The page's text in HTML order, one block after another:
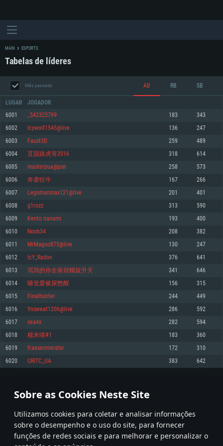
Sobre as Cookies Neste Site
Utilizamos cookies para coletar e analisar informações
sobre o desempenho e o uso do site, para fornecer
funções de redes sociais e para melhorar e personalizar o
REQUERIMENTOS DE SISTEMA
Mínimo
Sistema Operativo: Windows 10 (64 bit)
Processador: Dual-Core 2.2 GHz
Memória: 4GB
Placa Gráfica: Placa com DirectX 11: AMD Radeon 77XX / NVIDIA GeForce
GTX 660. Resolução mínima suportada: 720p
Network: Internet de banda larga.
Disco: 23,1 GB
Recomendado
superior, Radeon RX 570 ou superior
Disco: 75,9 GB
Mínimo
Sistema Operativo: Mac OS Big Sur 11.0 ou versão mais recente
Processador: Core i5 2.2GHz mínimo (Intel Xeon não suportado)
Memória: 6 GB
Placa Gráfica: Intel Iris Pro 5200 (Mac), equivalentes AMD/Nvidia para Mac.
Resolução mínima suportada: 720p com suporte Metal.
Network: Internet de banda larga.
Disco: 21,5 GB
Recomendado
Network: Internet de banda larga.
Mínimo
Sistema Operativo: Distribuições mais modernas do Linux de 64bit
Processador: Dual-Core 2.4 GHz
Memória: 4 GB
Placa Gráfica: NVIDIA 660 com os drivers mais recentes (não mais de 6
meses) / equivalentes AMD com os drivers mais recentes com suporte
Vulkan (não mais de 6 meses); Resolução mínima suportada: 720p.
Network: Internet de banda larga.
Disco: 21,5 GB
Recomendado
Sistema Operativo: Ubuntu 20.04 64bit
Processador: Intel Core i7
Memória: 16 GB
Placa Gráfica: NVIDIA 1060 com os drivers mais recentes (não mais de 6
meses) / equivalentes AMD (Radeon RX 570) com os drivers mais recentes
Network: Internet de banda larga.
MAIN ESPORTS
Tabelas de líderes
Mês passado AB RB SB
LUGAR JOGADOR
6001 _542325799 183 343
6002 Icywolf1545@live 136 247
6003 Faust3D 259 489
6004 苴国路虎哥2016 318 614
6005 masterpua@psn 258 573
6006 奔袭狂牛 167 266
6007 Legomanmax121@live 201 401
6008 g1rozz 313 590
6009 Kento nanami 193 400
6010 Noob34 208 382
6011 MrMagoo875@live 130 247
6012 IcY_Radon 376 641
6013 骂我的你全家就螺旋升天 341 646
6014 睡觉爱被尿憋醒 156 315
6015 Finalhunter 244 449
6016 Ynsweat1206@live 286 592
6017 sea4x 282 594
6018 糯米喵#1 183 360
6019 fraesenmeister 172 310
6020 GRITC_UA 383 642